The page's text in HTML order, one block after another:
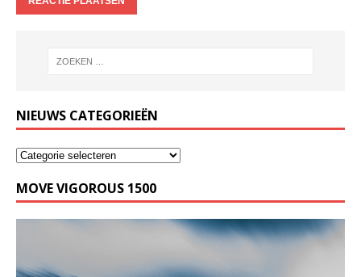
NIEUWS CATEGORIEËN
MOVE VIGOROUS 1500